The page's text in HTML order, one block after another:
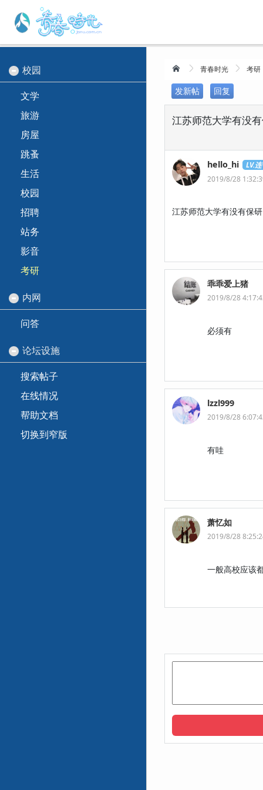
校园
文学
旅游
房屋
跳蚤
生活
校园
招聘
站务
影音
考研
内网
问答
论坛设施
搜索帖子
在线情况
帮助文档
切换到窄版
青春时光 考研
发新帖 回复
江苏师范大学有没
hello_hi
LV.
2019/8/28
江苏师范大学有没有保
乖乖爱上猪
2019/8/28
必须有
lzzl999
2019/8/28
有哇
萧忆如
2019/8/28
一般高校应该